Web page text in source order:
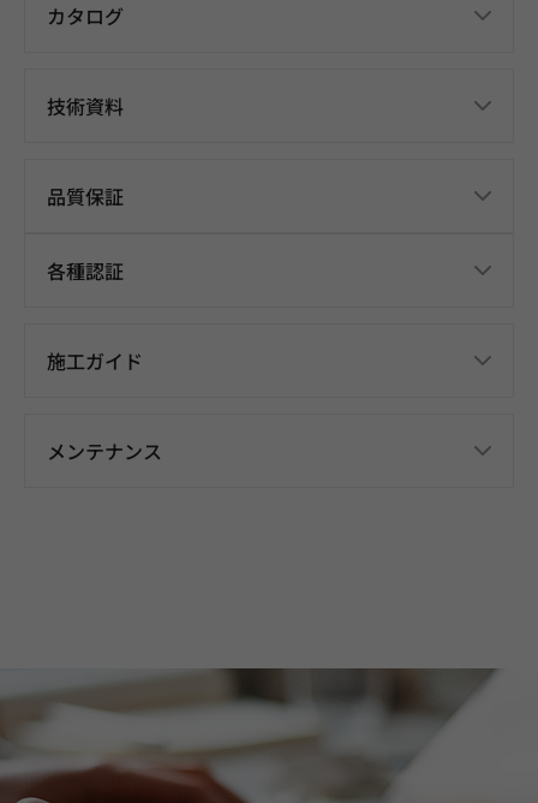
カタログ
技術資料
品質保証
各種認証
施工ガイド
メンテナンス